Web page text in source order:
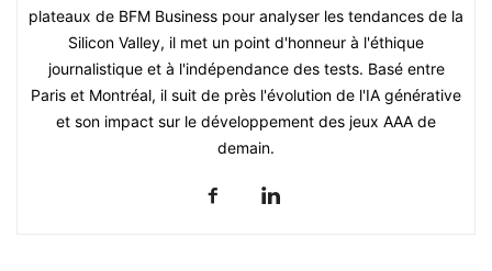
plateaux de BFM Business pour analyser les tendances de la
Silicon Valley, il met un point d'honneur à l'éthique
journalistique et à l'indépendance des tests. Basé entre
Paris et Montréal, il suit de près l'évolution de l'IA générative
et son impact sur le développement des jeux AAA de
demain.